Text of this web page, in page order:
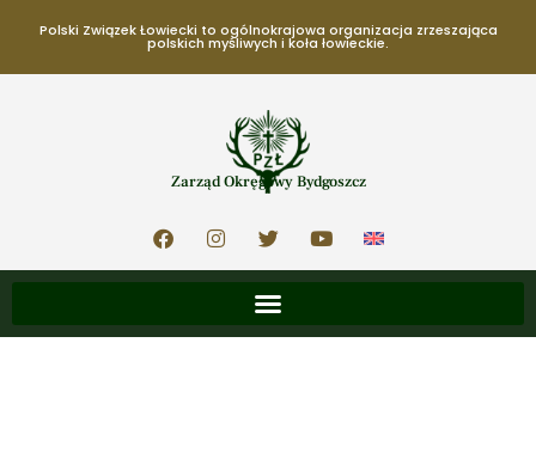
Polski Związek Łowiecki to ogólnokrajowa organizacja zrzeszająca
polskich myśliwych i koła łowieckie.
Zarząd Okręgowy Bydgoszcz